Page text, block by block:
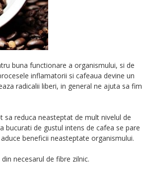
buna functionare a organismului, si de
inflamatorii si cafeaua devine un
radicalii liberi, in general ne ajuta sa fim
reduca neasteptat de mult nivelul de
bucurati de gustul intens de cafea se pare
beneficii neasteptate organismului.
necesarul de fibre zilnic.